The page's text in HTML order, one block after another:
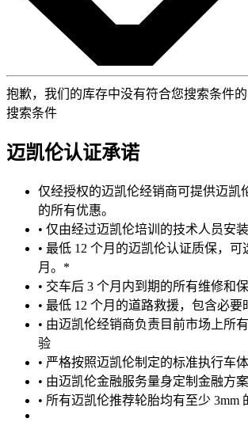
抱歉，我们的库存中没有符合您搜索条件
搜索条件
迈凯伦认证承诺
仅经授权的迈凯伦经销商可提供迈凯
的所有优惠。
• 仅由经过迈凯伦培训的技术人员安
• 最低 12 个月的迈凯伦认证质保，可
月。*
• 交车后 3 个月内到期的所有维修和
• 最低 12 个月的道路救援，包含必
• 由迈凯伦经销商负责目前市场上所
验
• 严格按照迈凯伦制定的标准执行车
• 由迈凯伦金融服务量身定制金融方
• 所有迈凯伦推荐轮胎均有至少 3mm